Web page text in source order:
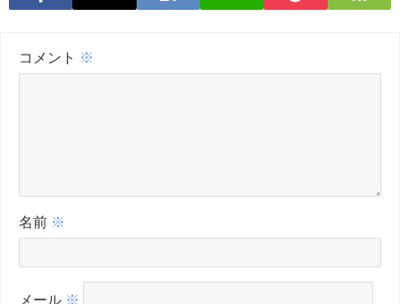
コメント ※
名前 ※
メール ※